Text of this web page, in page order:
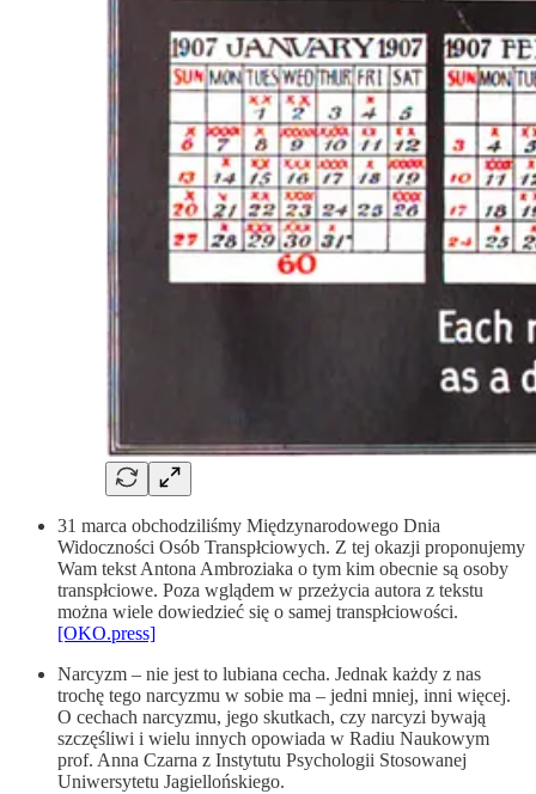
31 marca obchodziliśmy Międzynarodowego Dnia
Widoczności Osób Transpłciowych. Z tej okazji proponujemy
Wam tekst Antona Ambroziaka o tym kim obecnie są osoby
transpłciowe. Poza wglądem w przeżycia autora z tekstu
można wiele dowiedzieć się o samej transpłciowości.
[OKO.press]
Narcyzm – nie jest to lubiana cecha. Jednak każdy z nas
trochę tego narcyzmu w sobie ma – jedni mniej, inni więcej.
O cechach narcyzmu, jego skutkach, czy narcyzi bywają
szczęśliwi i wielu innych opowiada w Radiu Naukowym
prof. Anna Czarna z Instytutu Psychologii Stosowanej
Uniwersytetu Jagiellońskiego.